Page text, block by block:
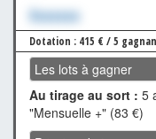
Xxxxxxx
Dotation : 415 € / 5
Les lots à gagner
Au tirage au sort : 5
"Mensuelle +" (83 €)